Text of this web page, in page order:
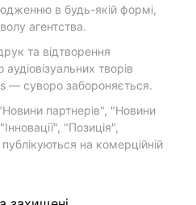
в будь-якій формі,
агентства.
та відтворення
творів
— суворо забороняється.
партнерів", "Новини
"Позиція",
на комерційній